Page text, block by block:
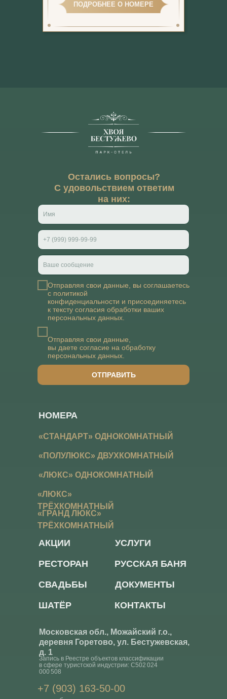
ПОДРОБНЕЕ О НОМЕРЕ
НОМЕРА
АКЦИИ УСЛУГИ
РЕСТОРАН РУССКАЯ БАНЯ
СВАДЬБЫ
ШАТЁР
ДОКУМЕНТЫ
КОНТАКТЫ
Московская обл., Можайский г.о.,
деревня Горетово, ул. Бестужевская,
д. 1
+7 (903) 163-50-00
«СТАНДАРТ» ОДНОКОМНАТНЫЙ
«ПОЛУЛЮКС» ДВУХКОМНАТНЫЙ
«ЛЮКС» ОДНОКОМНАТНЫЙ
«ЛЮКС»
ТРЁХКОМНАТНЫЙ
«ГРАНД ЛЮКС»
ТРЁХКОМНАТНЫЙ
Отправляя свои данные, вы соглашаетесь
с политикой
конфиденциальности и присоединяетесь
к тексту согласия обработки ваших
персональных данных
Отправляя свои данные,
вы даете согласие на обработку
персональных данных
ОТПРАВИТЬ
Остались вопросы?
С удовольствием ответим
на них:
Запись в Реестре объектов классификации
в сфере туристской индустрии: С502 024
000 508